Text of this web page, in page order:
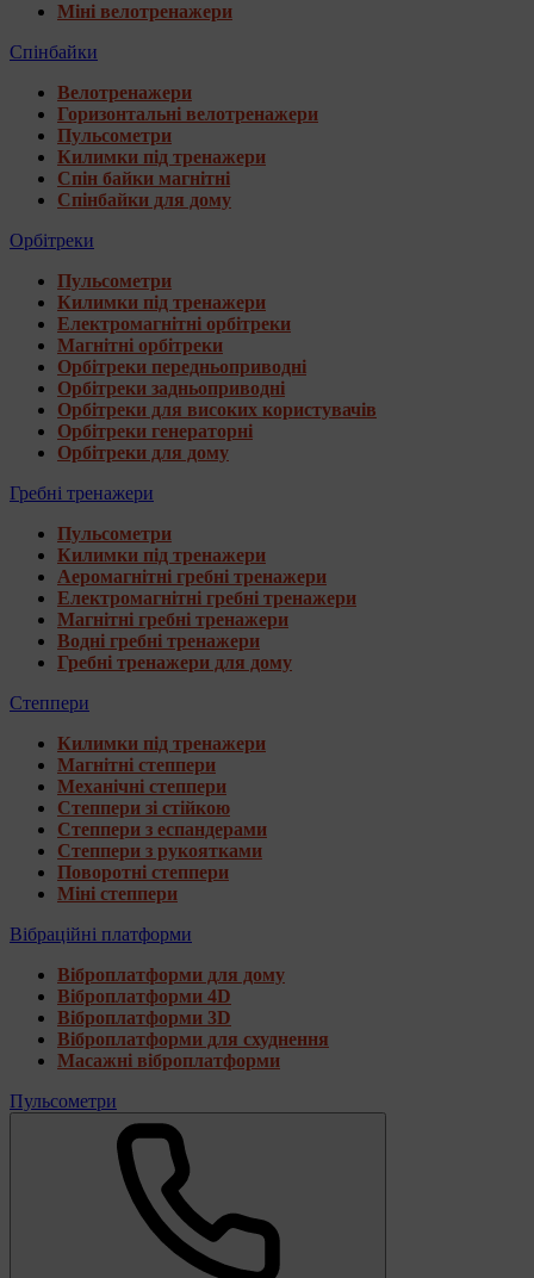
Міні велотренажери
Спінбайки
Велотренажери
Горизонтальні велотренажери
Пульсометри
Килимки під тренажери
Спін байки магнітні
Спінбайки для дому
Орбітреки
Пульсометри
Килимки під тренажери
Електромагнітні орбітреки
Магнітні орбітреки
Орбітреки передньоприводні
Орбітреки задньоприводні
Орбітреки для високих користувачів
Орбітреки генераторні
Орбітреки для дому
Гребні тренажери
Пульсометри
Килимки під тренажери
Аеромагнітні гребні тренажери
Електромагнітні гребні тренажери
Магнітні гребні тренажери
Водні гребні тренажери
Гребні тренажери для дому
Степпери
Килимки під тренажери
Магнітні степпери
Механічні степпери
Степпери зі стійкою
Степпери з еспандерами
Степпери з рукоятками
Поворотні степпери
Міні степпери
Вібраційні платформи
Віброплатформи для дому
Віброплатформи 4D
Віброплатформи 3D
Віброплатформи для схуднення
Масажні віброплатформи
Пульсометри